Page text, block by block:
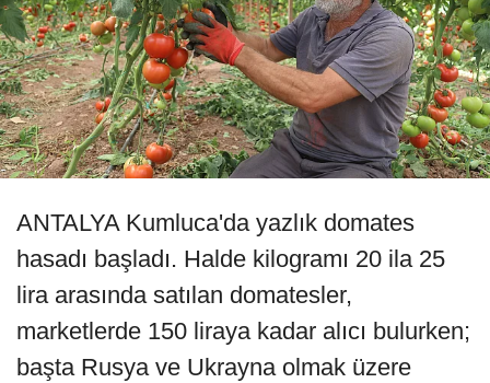
ANTALYA Kumluca'da yazlık domates
hasadı başladı. Halde kilogramı 20 ila 25
lira arasında satılan domatesler,
marketlerde 150 liraya kadar alıcı bulurken;
başta Rusya ve Ukrayna olmak üzere